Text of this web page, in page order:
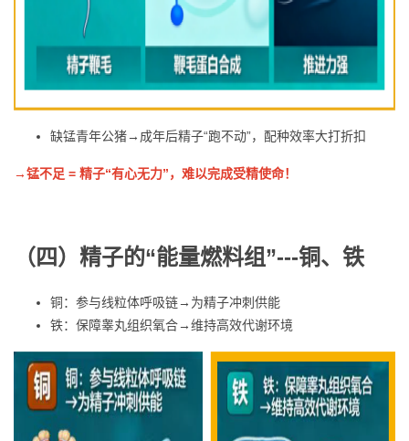
缺锰青年公猪→ 成年后精子“跑不动”，配种效率大打折扣
→锰不足 = 精子“有心无力”，难以完成受精使命！
（ 四 ） 精子的“能量燃料组”---铜、铁
铜：参与线粒体呼吸链→ 为精子冲刺供能
铁：保障睾丸组织氧合→维持高效代谢环境